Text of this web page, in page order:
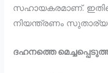
സഹായകരമാണ്.
നിയന്ത്രണം
ദഹനത്തെ